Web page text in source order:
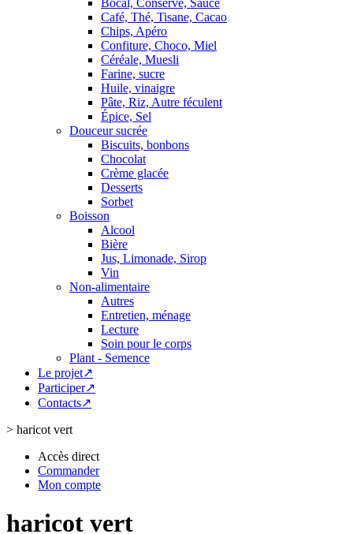
Bocal, Conserve, Sauce
Café, Thé, Tisane, Cacao
Chips, Apéro
Confiture, Choco, Miel
Céréale, Muesli
Farine, sucre
Huile, vinaigre
Pâte, Riz, Autre féculent
Épice, Sel
Douceur sucrée
Biscuits, bonbons
Chocolat
Crème glacée
Desserts
Sorbet
Boisson
Alcool
Bière
Jus, Limonade, Sirop
Vin
Non-alimentaire
Autres
Entretien, ménage
Lecture
Soin pour le corps
Plant - Semence
Le projet↗
Participer↗
Contacts↗
> haricot vert
Accès direct
Commander
Mon compte
haricot vert